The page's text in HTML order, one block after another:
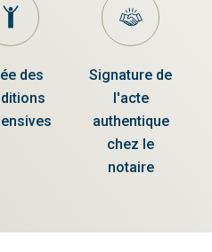
des
Signature de
l'acte
authentique
chez le
notaire